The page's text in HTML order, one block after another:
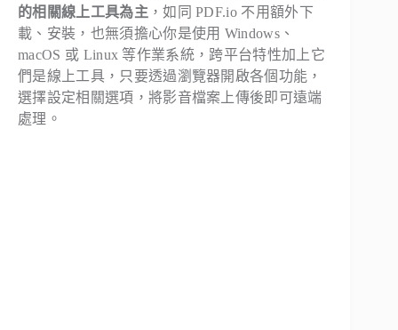
的相關線上工具為主 ，如同 PDF.io 不用額外下
載、安裝，也無須擔心你是使用 Windows、
macOS 或 Linux 等作業系統，跨平台特性加上它
們是線上工具，只要透過瀏覽器開啟各個功能，
選擇設定相關選項，將影音檔案上傳後即可遠端
處理。